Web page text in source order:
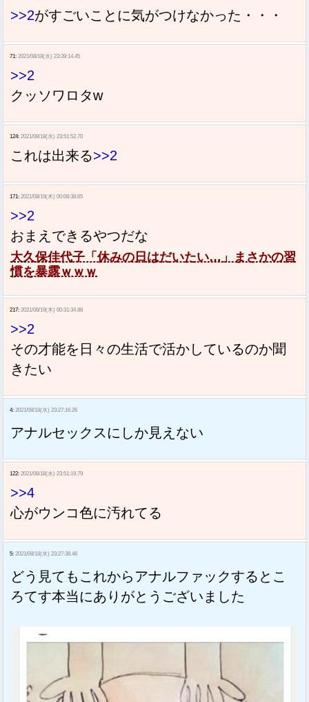
>>2がすごいことに気がつけなかった・・・
71: 2021/08/18(水) 23:39:14.45
>>2
クッソワロタw
124: 2021/08/18(水) 23:51:52.70
これは出来る>>2
171: 2021/08/19(木) 00:08:38.65
>>2
おまえできるやつだな
大久保佳代子「休みの日はだいたい…」まさかの習
慣を暴露ｗｗｗ
217: 2021/08/19(木) 00:31:34.88
>>2
その才能を日々の生活で活かしているのか聞
きたい
4: 2021/08/18(水) 23:27:16.26
アナルセックスにしか見えない
122: 2021/08/18(水) 23:51:19.79
>>4
心がウンコ色に汚れてる
5: 2021/08/18(水) 23:27:38.46
どう見てもこれからアナルファックするとこ
ろてす本当にありがとうございました